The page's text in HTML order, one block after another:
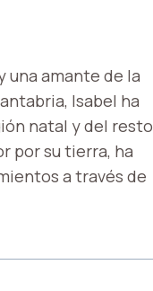
una amante de la
Isabel ha
natal y del resto
por su tierra, ha
a través de